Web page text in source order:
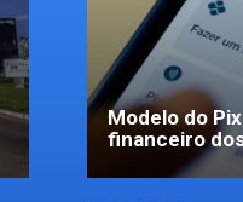
Modelo do
financeiro